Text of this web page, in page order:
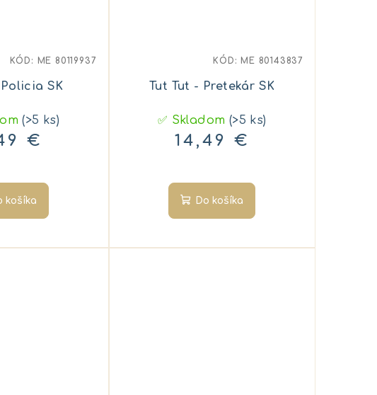
SK
(>5 ks)
€
košíka
KÓD: ME 80119937
Tut Tut - Pretekár SK
✅ Skladom (>5 ks)
14,49 €
Do košíka
KÓD: ME 80143837